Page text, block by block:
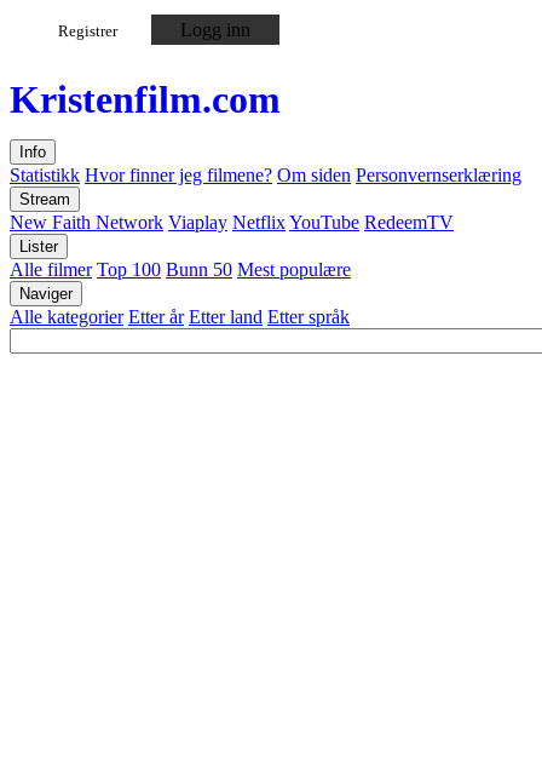
Registrer Logg inn
Kristenfilm.com
Info
Statistikk Hvor finner jeg filmene? Om siden Personvernserklæring
Stream
New Faith Network Viaplay NetflixYouTube RedeemTV
Lister
Alle filmer Top 100 Bunn 50 Mest populære
Naviger
Alle kategorier Etter år Etter land Etter språk